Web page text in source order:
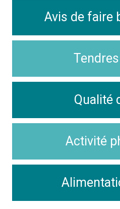
Avis de faire
Qualité
Activité